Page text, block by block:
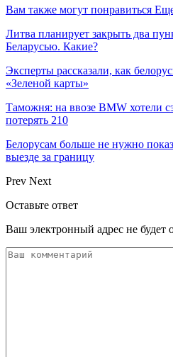
Вам также могут понравиться
Литва планирует закрыть два
Беларусью. Какие?
Эксперты рассказали, как
«Зеленой карты»
Таможня: на ввозе BMW хотели
потерять 210
Белорусам больше не нужно
выезде за границу
Prev Next
Оставьте ответ
Ваш электронный адрес не будет